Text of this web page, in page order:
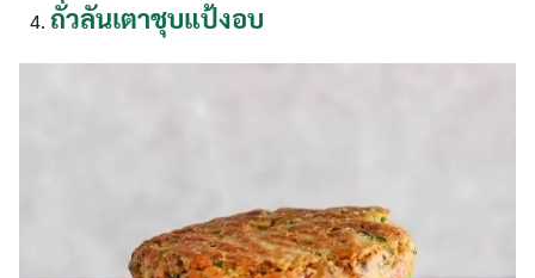
ถั่วลันเตาชุบแป้งอบ